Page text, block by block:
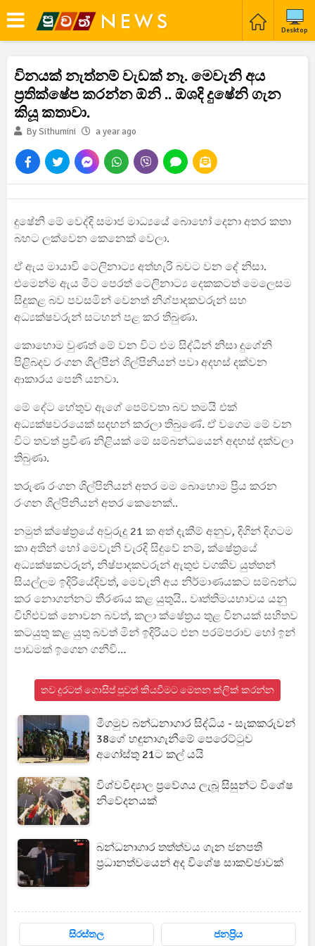
Desktop
විනයක් නැත්නම් වැඩක් නෑ. මෙවැනි අය
ප්‍රතික්ෂේප කරන්න ඕනි .. ඕශදි දුෂේනි ගැන
කියූ කතාවා.
By Sithumini a year ago
දුෂේනි මේ වෙද්දි සමාජ මාධ්‍යයේ බොහෝ දෙනා අතර කතා
බහට ලක්වෙන කෙනෙක් වෙලා.
ඒ ඇය මායාවි ටෙලිනාට්‍ය අත්හැරි බවට වන දේ නිසා.
එමෙන්ම ඇය මීට පෙරත් ටෙලිනාට්‍ය දෙකකටත් මෙලෙසම
සිදුකළ බව පවසමින් වෙනත් නිශ්පාදකවරුන් සහ
අධ්‍යක්ෂවරුන් සටහන් පළ කර තිබුණා.
කොහොම වුණත් මේ වන විට එම සිද්ධීන් නිසා දුශේනි
පිළිබදව රංගන ශිල්පීන් ශිල්පිනියන් පවා අදහස් දක්වන
ආකාරය පෙනී යනවා.
මේ දේට හේතුව ඇගේ පෙම්වතා බව තමයි එක්
අධ්‍යක්ෂවරයෙක් සදහන් කරලා තිබුණේ. ඒ වගෙම මේ වන
විට තවත් ප්‍රවීණ නිළියක් මේ සම්බන්ධයෙන් අදහස් දක්වලා
තිබුණා.
තරුණ රංගන ශිල්පිනියන් අතර මම බොහොම ප්‍රිය කරන
රංගන ශිල්පිනියන් අතර කෙනෙක්..
නමුත් ක්ෂේත්‍රයේ අවුරුදු 21 ක අත් දැකීම් අනුව, දිගින් දිගටම
කා අතින් හෝ මෙවැනි වැරදි සිදුවේ නම්, ක්ෂේත්‍රයේ
අධ්‍යක්ෂකවරුන්, නිෂ්පාදකවරුන් ඇතුළු වගකිව යුත්තන්
සියල්ලම ඉදිරියේදිවත්, මෙවැනි අය නිර්මාණයකට සම්බන්ධ
කර නොගන්නට තීරණය කළ යුතුයි.. වෘත්තිමයභාවය යනු
විහිළුවක් නොවන බවත්, කලා ක්ෂේත්‍රය තුළ විනයක් සහිතව
කටයුතු කළ යුතු බවත් මින් ඉදිරියට එන පරම්පරාව හෝ ඉන්
පාඩමක් ඉගෙන ගනීවි…
තව දුරටත් ගොසිප් පුවත් කියවීමට මෙතන ක්ලික් කරන්න
මීගමුව බන්ධනාගාර සිද්ධිය - සැකකරුවන්
38ගේ හඳුනාගැනීමේ පෙරෙට්ටුව
අගෝස්තු 21ට කල් යයි
විශ්වවිද්‍යාල ප්‍රවේශය ලැබූ සිසුන්ට විශේෂ
නිවේදනයක්
බන්ධනාගාර තත්ත්වය ගැන ජනපති
ප්‍රධානත්වයෙන් අද විශේෂ සාකච්ඡාවක්
සිරස්තල ජනප්‍රිය